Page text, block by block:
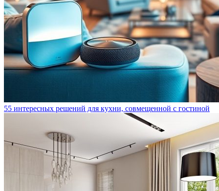
55 интересных решений для кухни, совмещенной с гостиной